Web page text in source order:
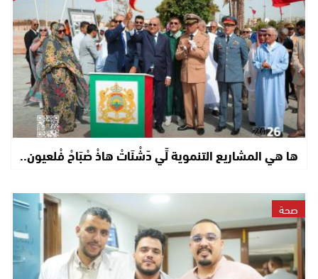
ها هي المشاريع التنموية لِّي دّشْنَاتْ هاذْ صْبَاحْ فْلعيون..
صحة